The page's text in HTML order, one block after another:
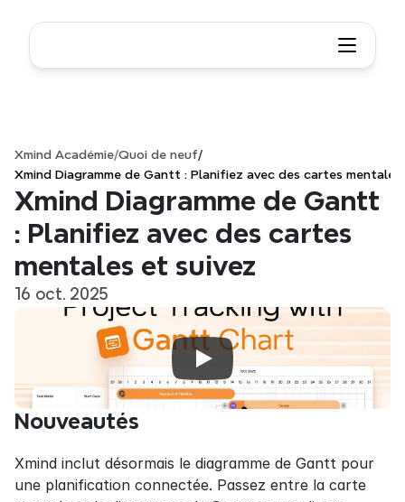
Xmind Académie/Quoi de neuf/
Xmind Diagramme de Gantt : Planifiez avec des cartes
Xmind Diagramme de Gantt
: Planifiez avec des cartes
mentales et suivez
16 oct. 2025
Nouveautés
Xmind inclut désormais le diagramme de Gantt pour
une planification connectée. Passez entre la carte